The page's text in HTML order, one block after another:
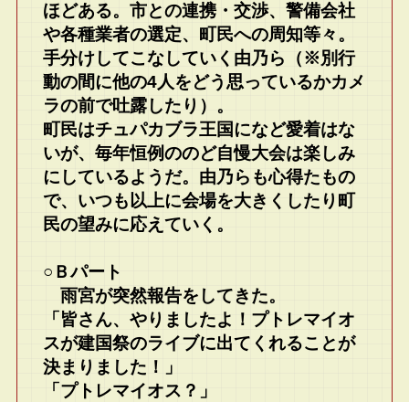
ほどある。市との連携・交渉、警備会社
や各種業者の選定、町民への周知等々。
手分けしてこなしていく由乃ら（※別行
動の間に他の4人をどう思っているかカメ
ラの前で吐露したり）。
町民はチュパカブラ王国になど愛着はな
いが、毎年恒例ののど自慢大会は楽しみ
にしているようだ。由乃らも心得たもの
で、いつも以上に会場を大きくしたり町
民の望みに応えていく。
○Ｂパート
雨宮が突然報告をしてきた。
「皆さん、やりましたよ！プトレマイオ
スが建国祭のライブに出てくれることが
決まりました！」
「プトレマイオス？」